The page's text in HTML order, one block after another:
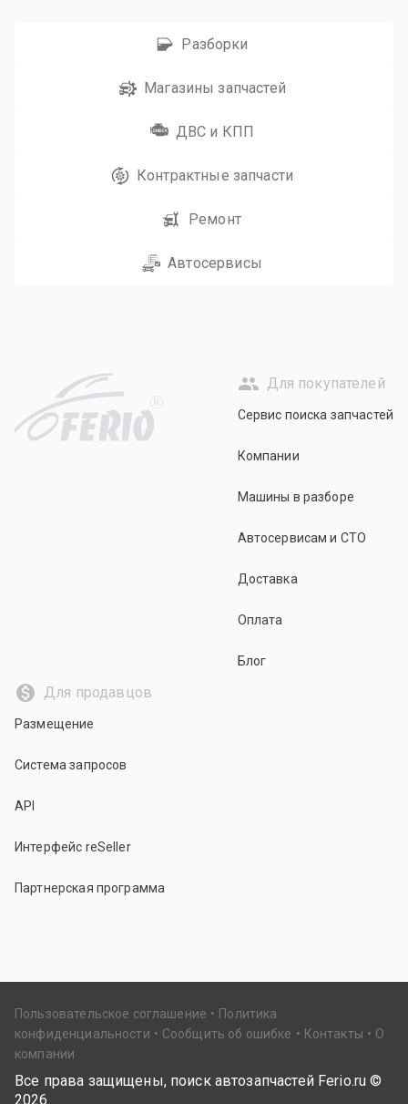
Разборки
Магазины запчастей
ДВС и КПП
Контрактные запчасти
Ремонт
Автосервисы
R
Для покупателей
Сервис поиска запчастей
Компании
Машины в разборе
Автосервисам и СТО
Доставка
Оплата
Блог
Для продавцов
Размещение
Система запросов
API
Интерфейс reSeller
Партнерская программа
Пользовательское соглашение
Политика
конфиденциальности
Сообщить об ошибке Контакты
О
компании
Все права защищены, поиск автозапчастей Ferio.ru ©
2026